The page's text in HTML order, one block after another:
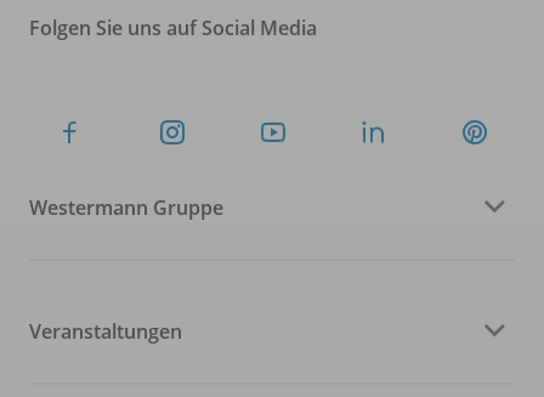
Folgen Sie uns auf Social Media
Westermann Gruppe
Veranstaltungen